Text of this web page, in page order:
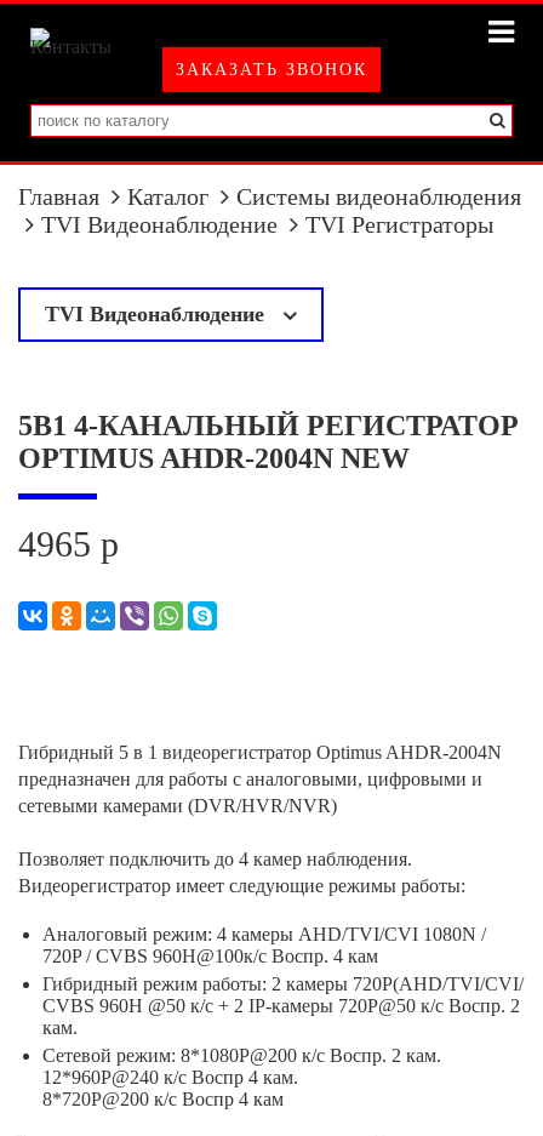
ЗАКАЗАТЬ ЗВОНОК
Главная Каталог
Системы видеонаблюдения
TVI Видеонаблюдение
TVI Регистраторы
TVI Видеонаблюдение
TVI Регистраторы
5В1 4-КАНАЛЬНЫЙ РЕГИСТРАТОР
OPTIMUS AHDR-2004N NEW
4965 р
Гибридный 5 в 1 видеорегистратор Optimus AHDR-2004N
предназначен для работы с аналоговыми, цифровыми и
сетевыми камерами (DVR/HVR/NVR)
Позволяет подключить до 4 камер наблюдения.
Видеорегистратор имеет следующие режимы работы:
Аналоговый режим: 4 камеры AHD/TVI/CVI 1080N /
720P / CVBS 960Н@100к/с Воспр. 4 кам
Гибридный режим работы: 2 камеры 720P(AHD/TVI/CVI/
CVBS 960H @50 к/с + 2 IP-камеры 720P@50 к/с Воспр. 2
кам.
Сетевой режим: 8*1080P@200 к/с Воспр. 2 кам.
12*960P@240 к/с Воспр 4 кам.
8*720P@200 к/с Воспр 4 кам